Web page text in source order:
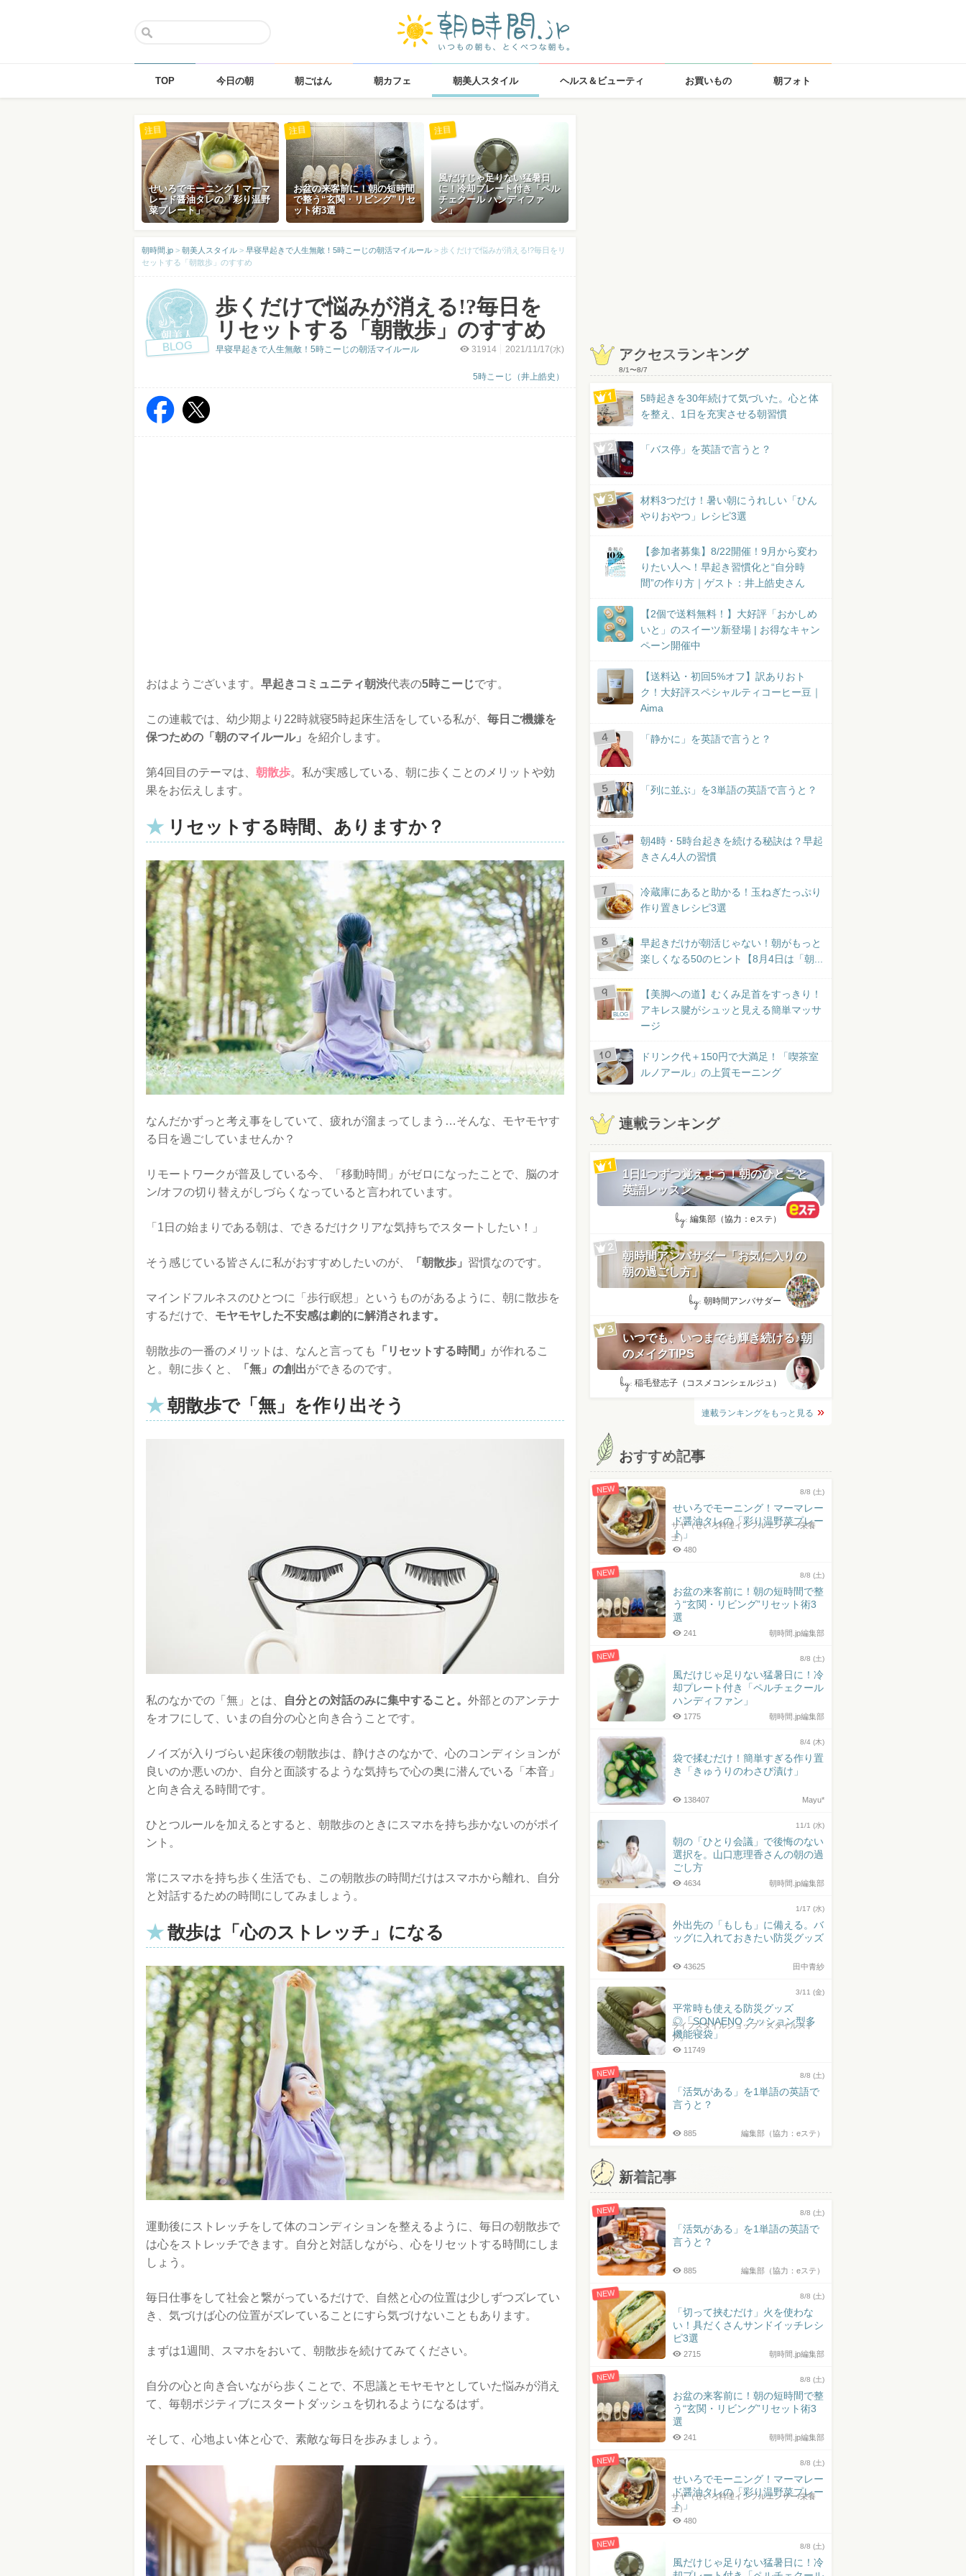
TOP 今日の朝 朝ごはん 朝カフェ 朝美人スタイル ヘルス＆ビューティ お買いもの 朝フォト
せいろでモーニング！マーマ
レード醤油タレの「彩り温野
菜プレート」
注目
お盆の来客前に！朝の短時間
で整う“玄関・リビング”リセ
ット術3選
注目
風だけじゃ足りない猛暑日
に！冷却プレート付き「ペル
チェクール ハンディファ
ン」
注目
朝時間.jp > 朝美人スタイル > 早寝早起きで人生無敵！5時こーじの朝活マイルール > 歩くだけで悩みが消える!?毎日をリ
セットする「朝散歩」のすすめ
BLOG
歩くだけで悩みが消える!?毎日を
リセットする「朝散歩」のすすめ
31914 2021/11/17(水)
5時こーじ（井上皓史）
早寝早起きで人生無敵！5時こーじの朝活マイルール
おはようございます。 早起きコミュニティ朝渋代表の5時こーじです。
この連載では、幼少期より22時就寝5時起床生活をしている私が、 毎日ご機嫌を
保つための「朝のマイルール」
を紹介します。
第4回目のテーマは、 朝散歩。私が実感している、朝に歩くことのメリットや効
果をお伝えします。
リセットする時間、ありますか？
なんだかずっと考え事をしていて、疲れが溜まってしまう…そんな、モヤモヤす
る日を過ごしていませんか？
リモートワークが普及している今、「移動時間」がゼロになったことで、脳のオ
ン/オフの切り替えがしづらくなっていると言われています。
「1日の始まりである朝は、できるだけクリアな気持ちでスタートしたい！」
そう感じている皆さんに私がおすすめしたいのが、 「朝散歩」 習慣なのです。
マインドフルネスのひとつに「歩行瞑想」というものがあるように、朝に散歩を
するだけで、 モヤモヤした不安感は劇的に解消されます。
朝散歩の一番のメリットは、なんと言っても 「リセットする時間」 が作れるこ
と。朝に歩くと、
「無」の創出ができるのです。
朝散歩で「無」を作り出そう
私のなかでの「無」とは、 自分との対話のみに集中すること。 外部とのアンテナ
をオフにして、いまの自分の心と向き合うことです。
ノイズが入りづらい起床後の朝散歩は、静けさのなかで、心のコンディションが
良いのか悪いのか、自分と面談するような気持ちで心の奥に潜んでいる「本音」
と向き合える時間です。
ひとつルールを加えるとすると、朝散歩のときにスマホを持ち歩かないのがポイ
ント。
常にスマホを持ち歩く生活でも、この朝散歩の時間だけはスマホから離れ、自分
と対話するための時間にしてみましょう。
散歩は「心のストレッチ」になる
運動後にストレッチをして体のコンディションを整えるように、毎日の朝散歩で
は心をストレッチできます。自分と対話しながら、心をリセットする時間にしま
しょう。
毎日仕事をして社会と繋がっているだけで、自然と心の位置は少しずつズレてい
き、気づけば心の位置がズレていることにすら気づけないこともあります。
まずは1週間、スマホをおいて、朝散歩を続けてみてください。
自分の心と向き合いながら歩くことで、不思議とモヤモヤとしていた悩みが消え
て、毎朝ポジティブにスタートダッシュを切れるようになるはず。
そして、心地よい体と心で、素敵な毎日を歩みましょう。
アクセスランキング
8/1〜8/7
5時起きを30年続けて気づいた。心と体
を整え、1日を充実させる朝習慣
「バス停」を英語で言うと？
材料3つだけ！暑い朝にうれしい「ひん
やりおやつ」レシピ3選
【参加者募集】8/22開催！9月から変わ
りたい人へ！早起き習慣化と“自分時
間”の作り方｜ゲスト：井上皓史さん
【2個で送料無料！】大好評「おかしめ
いと」のスイーツ新登場 | お得なキャン
ペーン開催中
【送料込・初回5%オフ】訳ありおト
ク！大好評スペシャルティコーヒー豆｜
Aima
「静かに」を英語で言うと？
「列に並ぶ」を3単語の英語で言うと？
朝4時・5時台起きを続ける秘訣は？早起
きさん4人の習慣
冷蔵庫にあると助かる！玉ねぎたっぷり
作り置きレシピ3選
早起きだけが朝活じゃない！朝がもっと
楽しくなる50のヒント【8月4日は「朝...
BLOG
【美脚への道】むくみ足首をすっきり！
アキレス腱がシュッと見える簡単マッサ
ージ
ドリンク代＋150円で大満足！「喫茶室
ルノアール」の上質モーニング
連載ランキング
1日1つずつ覚えよう！朝のひとこと
英語レッスン
by: 編集部（協力：eステ）
朝時間アンバサダー「お気に入りの
朝の過ごし方」
by: 朝時間アンバサダー
いつでも、いつまでも輝き続ける♪朝
のメイクTIPS
by: 稲毛登志子（コスメコンシェルジュ）
連載ランキングをもっと見る
おすすめ記事
NEW 8/8 (土)
せいろでモーニング！マーマレー
ド醤油タレの「彩り温野菜プレー
ト」
サヤ（せいろ料理インフルエンサー/栄養
士）
480
NEW 8/8 (土)
お盆の来客前に！朝の短時間で整
う“玄関・リビング”リセット術3
選
朝時間.jp編集部
241
NEW 8/8 (土)
風だけじゃ足りない猛暑日に！冷
却プレート付き「ペルチェクール
ハンディファン」
朝時間.jp編集部
1775
8/4 (木)
袋で揉むだけ！簡単すぎる作り置
き「きゅうりのわさび漬け」
Mayu*
138407
11/1 (水)
朝の「ひとり会議」で後悔のない
選択を。山口恵理香さんの朝の過
ごし方
朝時間.jp編集部
4634
1/17 (水)
外出先の「もしも」に備える。バ
ッグに入れておきたい防災グッズ
田中青紗
43625
3/11 (金)
平常時も使える防災グッズ
◎「SONAENO クッション型多
機能寝袋」
ライフスタイルショップ「スタイルスト
ア」
11749
NEW 8/8 (土)
「活気がある」を1単語の英語で
言うと？
編集部（協力：eステ）
885
新着記事
NEW 8/8 (土)
「活気がある」を1単語の英語で
言うと？
編集部（協力：eステ）
885
NEW 8/8 (土)
「切って挟むだけ」火を使わな
い！具だくさんサンドイッチレシ
ピ3選
朝時間.jp編集部
2715
NEW 8/8 (土)
お盆の来客前に！朝の短時間で整
う“玄関・リビング”リセット術3
選
朝時間.jp編集部
241
NEW 8/8 (土)
せいろでモーニング！マーマレー
ド醤油タレの「彩り温野菜プレー
ト」
サヤ（せいろ料理インフルエンサー/栄養
士）
480
NEW 8/8 (土)
風だけじゃ足りない猛暑日に！冷